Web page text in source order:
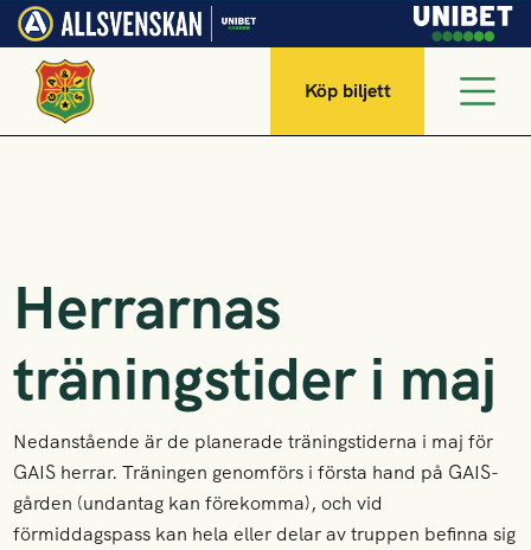
Köp biljett
Herrarnas
träningstider i maj
Nedanstående är de planerade träningstiderna i maj för
GAIS herrar. Träningen genomförs i första hand på GAIS-
gården (undantag kan förekomma), och vid
förmiddagspass kan hela eller delar av truppen befinna sig